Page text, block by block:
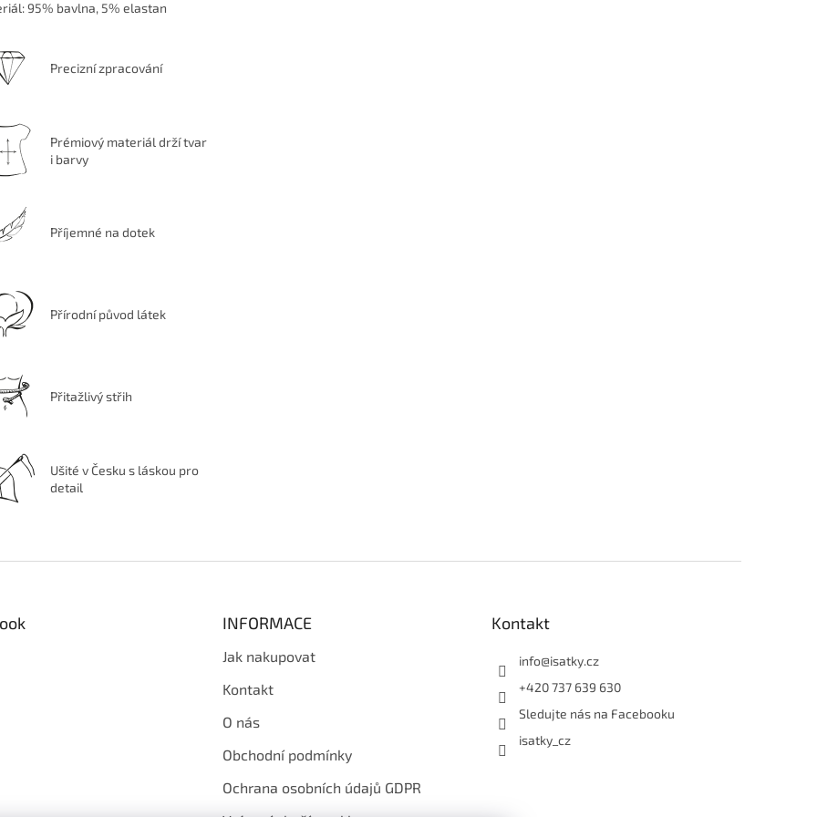
95% bavlna, 5% elastan
Precizní zpracování
Prémiový materiál drží tvar
i barvy
Příjemné na dotek
Přírodní původ látek
Přitažlivý střih
Ušité v Česku s láskou pro
detail
INFORMACE
Jak nakupovat
Kontakt
O nás
Obchodní podmínky
Ochrana osobních údajů GDPR
Kontakt
info@isatky.cz
+420 737 639 630
Sledujte nás na Facebooku
isatky_cz